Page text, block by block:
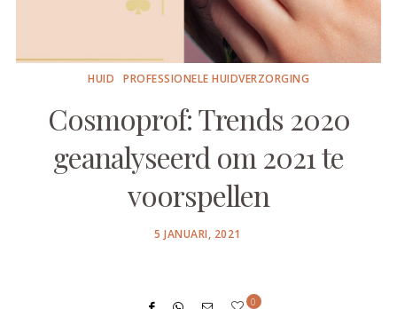
HUID PROFESSIONELE HUIDVERZORGING
Cosmoprof: Trends 2020
geanalyseerd om 2021 te
voorspellen
POSTED
5 JANUARI, 2021
0